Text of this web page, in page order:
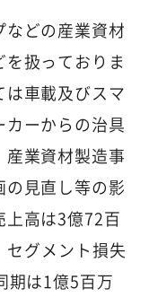
などの産業資材
扱っておりま
は車載及びスマ
カーからの治具
産業資材製造事
の見直し等の影
上高は3億72百
セグメント損失
期は1億5百万